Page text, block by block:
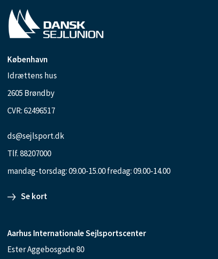
København
Idrættens hus
2605 Brøndby
CVR: 62496517
ds@sejlsport.dk
Tlf. 88207000
mandag-torsdag: 09.00-15.00 fredag: 09.00-14.00
Se kort
Aarhus Internationale Sejlsportscenter
Ester Aggebosgade 80